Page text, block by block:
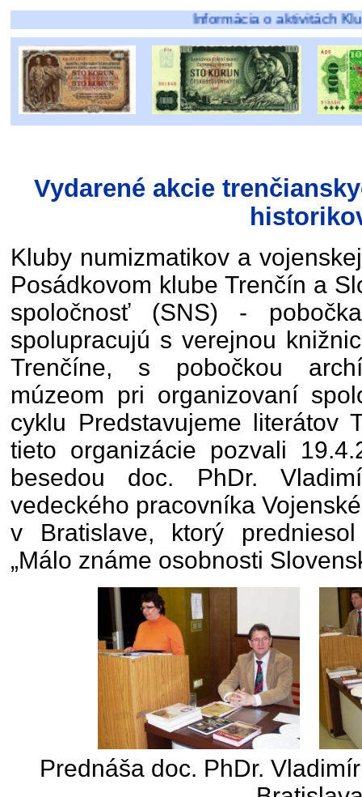
Informácia o aktivitách Klubu
Vydarené akcie
Kluby numizmatikov a
Posádkovom klube Trenčín a
spoločnosť (SNS) -
spolupracujú s verejnou
Trenčíne, s pobočkou
múzeom pri organizovaní
cyklu Predstavujeme literátov
tieto organizácie pozvali
besedou doc. PhDr.
vedeckého pracovníka
v Bratislave, ktorý
„Málo známe osobnosti
Prednáša doc. PhDr.